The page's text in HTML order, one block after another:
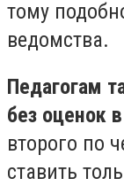
тому
ведомства.
Педагогам
без оценок
второго по
ставить